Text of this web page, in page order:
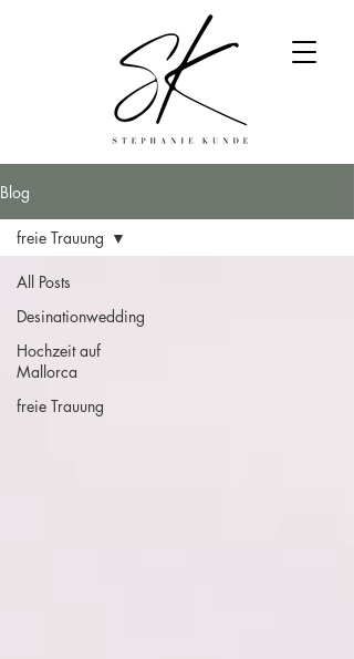
Blog
All Posts
Desinationwedding
Hochzeit auf
Mallorca
freie Trauung
freie Trauung